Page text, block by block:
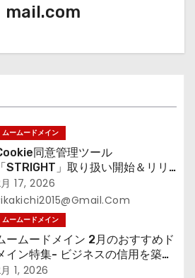
mail.com
ムームードメイン
同意管理ツール
STRIGHT」取り扱い開始＆リリ
ス記念キャンペーン【ムームード
イン】
17, 2026
ムームードメイン
ームードメイン 2月のおすすめド
イン特集- ビジネスの信用を築く
そのすべての起点となるのが独
1, 2026